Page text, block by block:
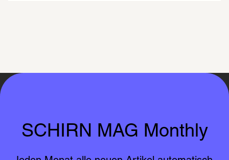
SCHIRN MAG Monthly